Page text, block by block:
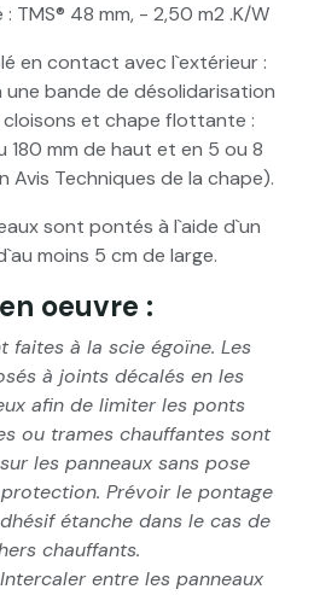
TMS® 48 mm, - 2,50 m2 .K/W
en contact avec l`extérieur :
une bande de désolidarisation
et chape flottante :
180 mm de haut et en 5 ou 8
Avis Techniques de la chape).
sont pontés à l`aide d`un
moins 5 cm de large.
oeuvre :
faites à la scie égoïne. Les
à joints décalés en les
afin de limiter les ponts
ou trames chauffantes sont
les panneaux sans pose
Prévoir le pontage
étanche dans le cas de
chauffants.
entre les panneaux